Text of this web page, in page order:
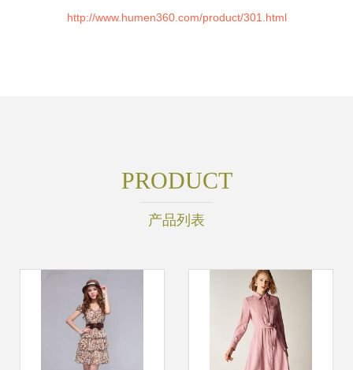
http://www.humen360.com/product/301.html
PRODUCT
产品列表